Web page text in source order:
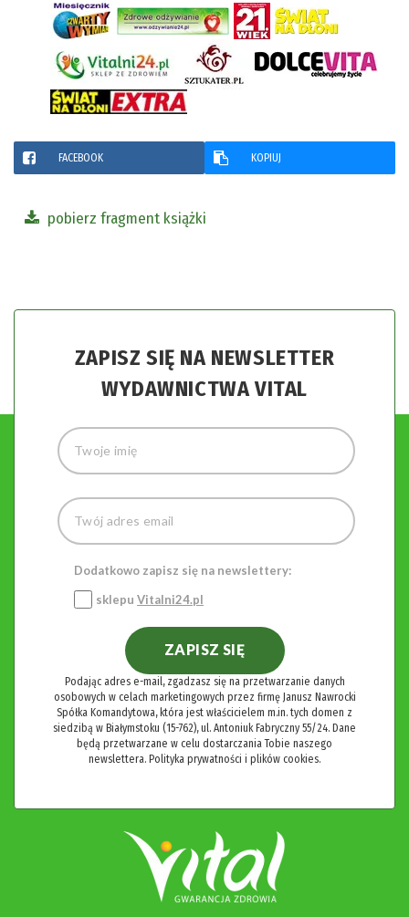
FACEBOOK KOPIUJ
pobierz fragment książki
ZAPISZ SIĘ NA NEWSLETTER
WYDAWNICTWA VITAL
Dodatkowo zapisz się na newslettery:
sklepu Vitalni24.pl
ZAPISZ SIĘ
Podając adres e-mail, zgadzasz się na przetwarzanie danych
osobowych w celach marketingowych przez firmę Janusz Nawrocki
Spółka Komandytowa, która jest właścicielem m.in. tych domen z
siedzibą w Białymstoku (15-762), ul. Antoniuk Fabryczny 55/24. Dane
będą przetwarzane w celu dostarczania Tobie naszego
newslettera. Polityka prywatności i plików cookies.